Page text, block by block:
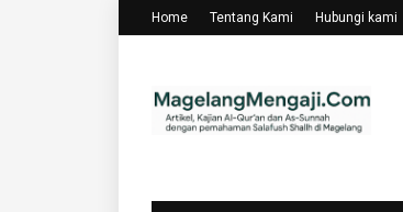
Home Tentang Kami Hubungi kami